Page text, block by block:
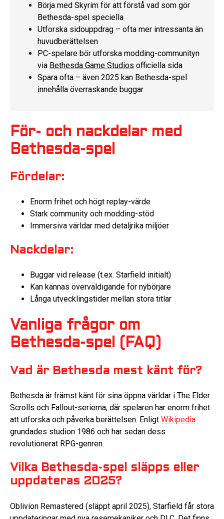
Börja med Skyrim för att förstå vad som gör
Bethesda-spel speciella
Utforska sidouppdrag – ofta mer intressanta än
huvudberättelsen
PC-spelare bör utforska modding-communityn
via Bethesda Game Studios officiella sida
Spara ofta – även 2025 kan Bethesda-spel
innehålla överraskande buggar
För- och nackdelar med
Bethesda-spel
Fördelar:
Enorm frihet och högt replay-värde
Stark community och modding-stöd
Immersiva världar med detaljrika miljöer
Nackdelar:
Buggar vid release (t.ex. Starfield initialt)
Kan kännas överväldigande för nybörjare
Långa utvecklingstider mellan stora titlar
Vanliga frågor om
Bethesda-spel (FAQ)
Vad är Bethesda mest känt för?
Bethesda är främst känt för sina öppna världar i The Elder
Scrolls och Fallout-serierna, där spelaren har enorm frihet
att utforska och påverka berättelsen. Enligt Wikipedia
grundades studion 1986 och har sedan dess
revolutionerat RPG-genren.
Vilka Bethesda-spel släpps eller
uppdateras 2025?
Oblivion Remastered (släppt april 2025), Starfield får stora